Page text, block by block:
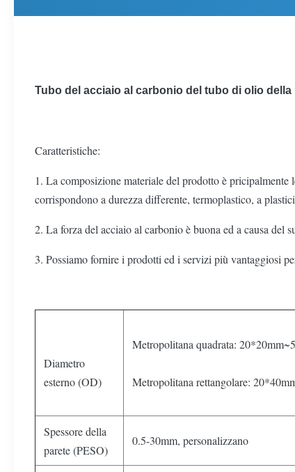
Tubo del acciaio al carbonio del tubo di olio
Caratteristiche:
1. La composizione materiale del prodotto è
corrispondono a durezza differente, termoplastico, a
2. La forza del acciaio al carbonio è buona ed a causa del
3. Possiamo fornire i prodotti ed i servizi più vantaggiosi
Diametro
esterno (OD)
Metropolitana quadrata:
Metropolitana rettangolare:
Spessore della
parete (PESO)
0.5-30mm, personalizzano